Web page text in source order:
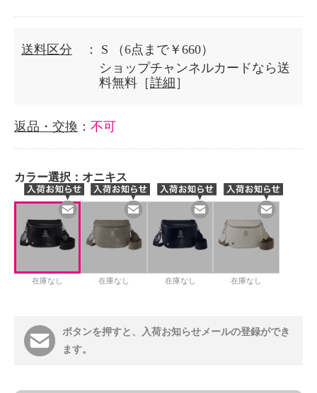
送料区分 ： S
（6点まで￥660）
ショップチャンネルカードなら送
料無料［詳細 ］
返品・交換 ： 不可
カラー選択： オニキス
在庫なし 在庫なし 在庫なし 在庫なし
ボタンを押すと、入荷お知らせメールの登録ができ
ます。